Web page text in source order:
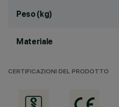
Peso (kg)
Materiale
CERTIFICAZIONI DEL PRODOTTO